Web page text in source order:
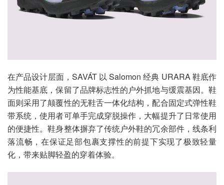
在产品设计层面，SAVÁT 以 Salomon 经典 URARA 鞋底作
为性能基底，保留了品牌标志性的户外抓地与缓震基因。鞋
面则采用了颠覆性的无鞋舌一体化结构，配合固定式弹性鞋
带系统，使用者可单手完成穿脱操作，大幅提升了日常使用
的便捷性。鞋身整体摒弃了传统户外鞋的冗余部件，线条利
落流畅，在保证足部包裹支撑性的前提下实现了极致轻量
化，带来贴脚轻盈的穿着体验。